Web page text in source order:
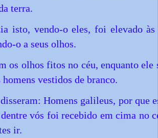
terra.
isto, vendo-o eles, foi elevado
o a seus olhos.
os olhos fitos no céu, enquanto
vestidos de branco.
Homens galileus, por que
dentre vós foi recebido em cima no
ir.